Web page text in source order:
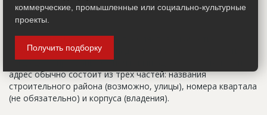
Адрес строительный
Адрес пятна застройки, употребляется в качестве
официального адреса дома до окончания строительства,
когда дому присваивают почтовый адрес. Строительный
адрес обычно состоит из трех частей: названия
строительного района (возможно, улицы), номера квартала
(не обязательно) и корпуса (владения).
коммерческие, промышленные или социально-культурные
проекты.
Получить подборку